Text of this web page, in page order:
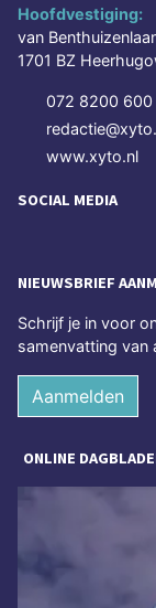
Hoofdvestiging:
van
1701 BZ
072 8200 600
www.xyto.nl
SOCIAL MEDIA
NIEUWSBRIEF
Schrijf je in voor
samenvatting van
Aanmelden
ONLINE